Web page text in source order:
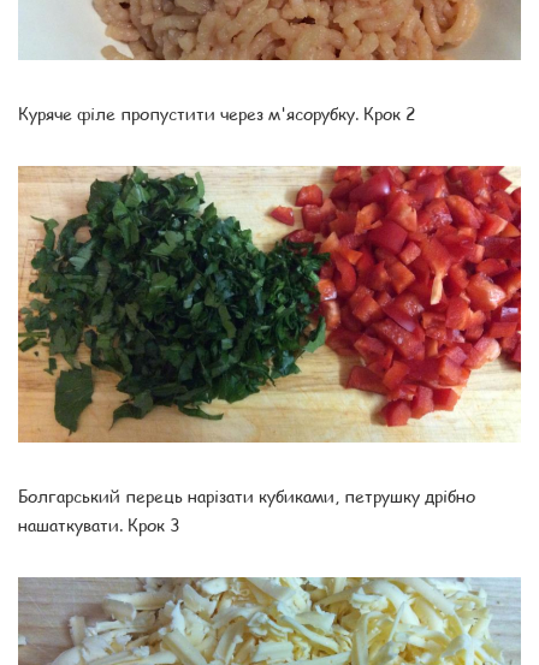
Куряче філе пропустити через м'ясорубку. Крок 2
Болгарський перець нарізати кубиками, петрушку дрібно
нашаткувати. Крок 3